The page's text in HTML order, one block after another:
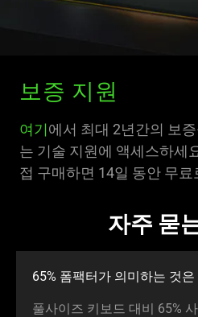
보증 지원
여기에서 최대 2년간의 보
는 기술 지원에 액세스하세
접 구매하면 14일 동안 무
자주 묻
65% 폼팩터가 의미하는 것
풀사이즈 키보드 대비 65%